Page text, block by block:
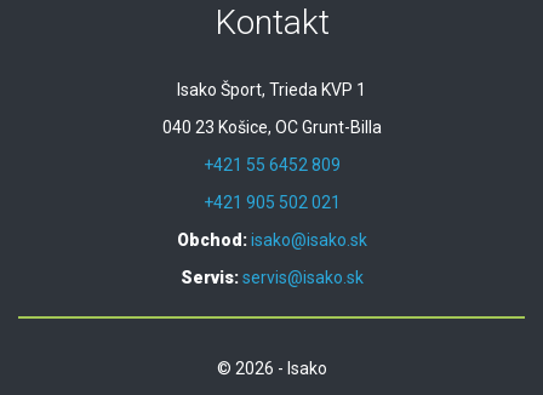
Kontakt
Isako Šport, Trieda KVP 1
040 23 Košice, OC Grunt-Billa
+421 55 6452 809
+421 905 502 021
Obchod:isako@isako.sk
Servis:servis@isako.sk
© 2026 - Isako